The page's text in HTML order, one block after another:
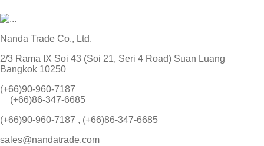
Nanda Trade Co., Ltd.
2/3 Rama IX Soi 43 (Soi 21, Seri 4 Road) Suan Luang
Bangkok 10250
(+66)90-960-7187
(+66)86-347-6685
(+66)90-960-7187 , (+66)86-347-6685
sales@nandatrade.com